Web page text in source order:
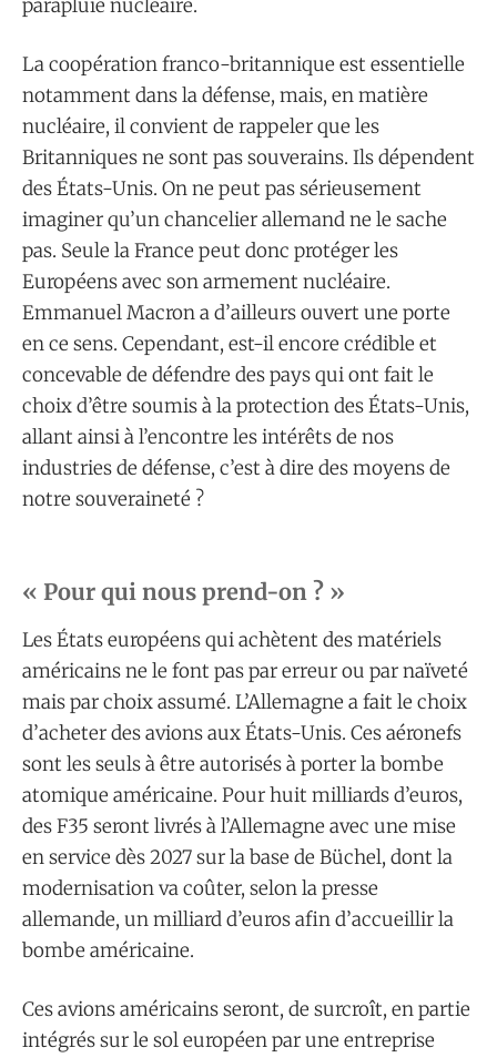
parapluie nucléaire.
La coopération franco-britannique est essentielle
notamment dans la défense, mais, en matière
nucléaire, il convient de rappeler que les
Britanniques ne sont pas souverains. Ils dépendent
des États-Unis. On ne peut pas sérieusement
imaginer qu’un chancelier allemand ne le sache
pas. Seule la France peut donc protéger les
Européens avec son armement nucléaire.
Emmanuel Macron a d’ailleurs ouvert une porte
en ce sens. Cependant, est-il encore crédible et
concevable de défendre des pays qui ont fait le
choix d’être soumis à la protection des États-Unis,
allant ainsi à l’encontre les intérêts de nos
industries de défense, c’est à dire des moyens de
notre souveraineté ?
« Pour qui nous prend-on ? »
Les États européens qui achètent des matériels
américains ne le font pas par erreur ou par naïveté
mais par choix assumé. L’Allemagne a fait le choix
d’acheter des avions aux États-Unis. Ces aéronefs
sont les seuls à être autorisés à porter la bombe
atomique américaine. Pour huit milliards d’euros,
des F35 seront livrés à l’Allemagne avec une mise
en service dès 2027 sur la base de Büchel, dont la
modernisation va coûter, selon la presse
allemande, un milliard d’euros afin d’accueillir la
bombe américaine.
Ces avions américains seront, de surcroît, en partie
intégrés sur le sol européen par une entreprise